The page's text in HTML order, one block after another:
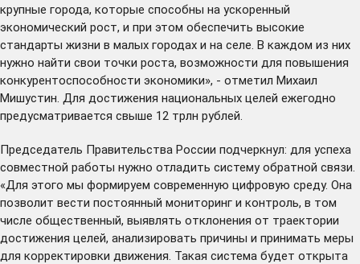
крупные города, которые способны на ускоренный
экономический рост, и при этом обеспечить высокие
стандарты жизни в малых городах и на селе. В каждом из них
нужно найти свои точки роста, возможности для повышения
конкурентоспособности экономики», - отметил Михаил
Мишустин. Для достижения национальных целей ежегодно
предусматривается свыше 12 трлн рублей.
Председатель Правительства России подчеркнул: для успеха
совместной работы нужно отладить систему обратной связи.
«Для этого мы формируем современную цифровую среду. Она
позволит вести постоянный мониторинг и контроль, в том
числе общественный, выявлять отклонения от траектории
достижения целей, анализировать причины и принимать меры
для корректировки движения. Такая система будет открыта